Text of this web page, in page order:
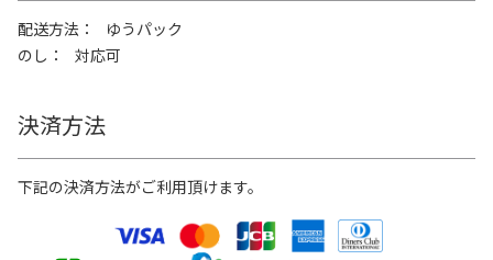
配送方法
ゆうパック
のし
対応可
決済方法
下記の決済方法がご利用頂けます。